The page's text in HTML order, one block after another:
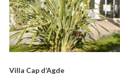
Villa Cap d’Agde